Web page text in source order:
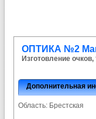
ОПТИКА №2
Изготовление
Дополнительная
Область: Брестская